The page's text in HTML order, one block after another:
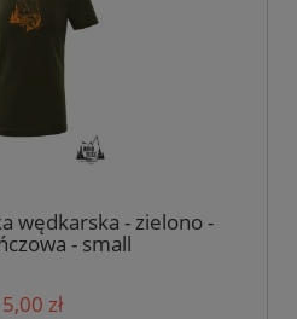
wędkarska - zielono -
- small
zł